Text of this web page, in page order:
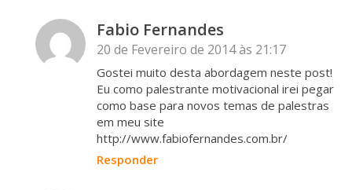
Fabio Fernandes
20 de Fevereiro de 2014 às 21:17
Gostei muito desta abordagem neste post!
Eu como palestrante motivacional irei pegar
como base para novos temas de palestras
em meu site
http://www.fabiofernandes.com.br/
Responder